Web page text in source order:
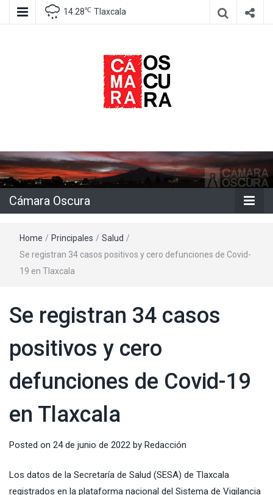
14.28℃ Tlaxcala
Cámara
Oscura
Cámara Oscura
Home / Principales / Salud /
Se registran 34 casos positivos y cero defunciones de Covid-
19 en Tlaxcala
Se registran 34 casos
positivos y cero
defunciones de Covid-19
en Tlaxcala
Posted on 24 de junio de 2022 by Redacción
Los datos de la Secretaría de Salud (SESA) de Tlaxcala
registrados en la plataforma nacional del Sistema de Vigilancia